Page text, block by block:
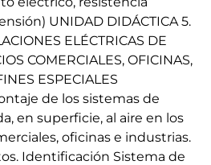
UNIDAD DIDÁCTICA 5.
ELÉCTRICAS DE
COMERCIALES, OFICINAS,
ESPECIALES
de los sistemas de
en superficie, al aire en los
oficinas e industrias.
Identificación Sistema de